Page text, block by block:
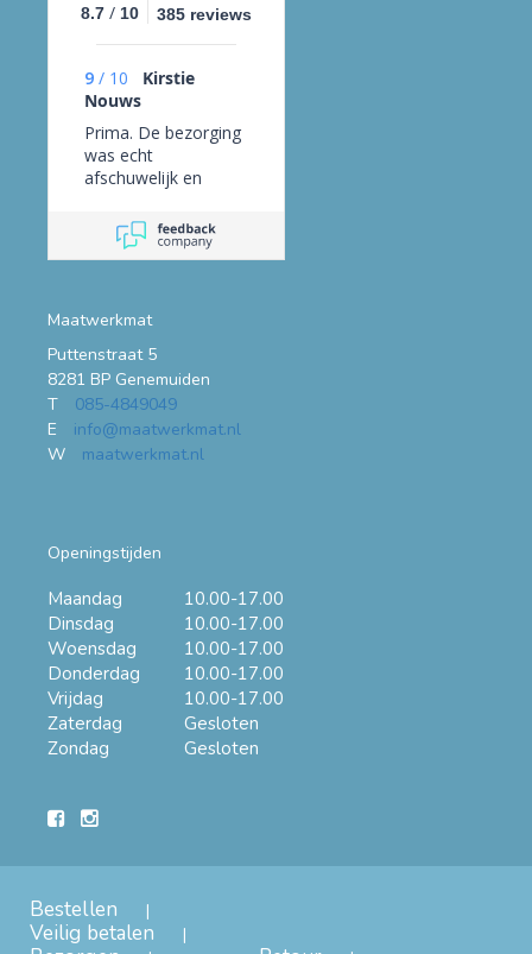
Bestellen
Veilig betalen
8.7 / 10 385 reviews
9 / 10
Kirstie
Nouws
Prima. De bezorging
was echt
afschuwelijk en
niet meer bestellen.
UPS kwam 5 uur
later dan gepland en
de deur op straat
onze buurman het bij
hem binnen gezet.
Maatwerkmat
Puttenstraat 5
8281 BP Genemuiden
T
085-4849049
E
info@maatwerkmat.nl
W
maatwerkmat.nl
Openingstijden
Maandag
10.00-17.00
Dinsdag
10.00-17.00
Woensdag
10.00-17.00
Donderdag
10.00-17.00
Vrijdag
10.00-17.00
Zaterdag
Gesloten
Zondag
Gesloten